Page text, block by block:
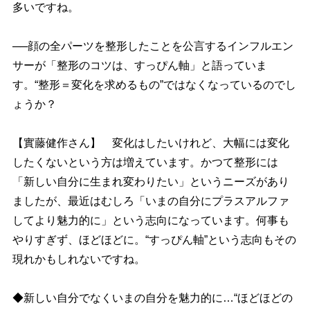
多いですね。
──顔の全パーツを整形したことを公言するインフルエン
サーが「整形のコツは、すっぴん軸」と語っていま
す。“整形＝変化を求めるもの”ではなくなっているのでし
ょうか？
【實藤健作さん】 変化はしたいけれど、大幅には変化
したくないという方は増えています。かつて整形には
「新しい自分に生まれ変わりたい」というニーズがあり
ましたが、最近はむしろ「いまの自分にプラスアルファ
してより魅力的に」という志向になっています。何事も
りすぎず、ほどほどに。“すっぴん軸”という志向もその
現れかもしれないですね。
◆新しい自分でなくいまの自分を魅力的に…“ほどほどの